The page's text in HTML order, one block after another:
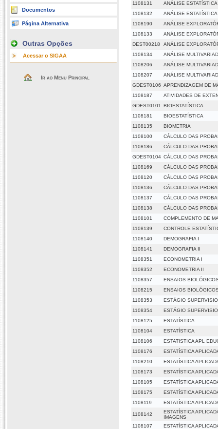
Documentos
Página Alternativa
Outras Opções
Acessar o SIGAA
Ir ao Menu Principal
1108131
ANÁLISE ESTATÍSTICA
1108132
ANÁLISE ESTATÍSTICA
1108190
ANÁLISE
1108133
ANÁLISE
DEST00218
ANÁLISE
1108134
ANÁLISE
1108206
ANÁLISE
1108207
ANÁLISE
GDEST0106 APRENDIZAGEM DE
1108187
ATIVIDADES DE
GDEST0101
BIOESTATÍSTICA
1108181
BIOESTATÍSTICA
1108135
BIOMETRIA
1108100
CÁLCULO DAS
1108186
CÁLCULO DAS
GDEST0104 CÁLCULO DAS
1108169
CÁLCULO DAS
1108120
CÁLCULO DAS
1108136
CÁLCULO DAS
1108137
CÁLCULO DAS
1108138
CÁLCULO DAS
1108101
COMPLEMENTO DE
1108139
CONTROLE
1108140
DEMOGRAFIA I
1108141
DEMOGRAFIA II
1108351
ECONOMETRIA I
1108352
ECONOMETRIA II
1108357
ENSAIOS
1108215
ENSAIOS
1108353
ESTÁGIO
1108354
ESTÁGIO
1108125
ESTATÍSTICA
1108104
ESTATÍSTICA
1108106
ESTATISTICA APL
1108176
ESTATÍSTICA
1108210
ESTATÍSTICA
1108173
ESTATÍSTICA
1108105
ESTATÍSTICA
1108175
ESTATÍSTICA
1108119
ESTATÍSTICA
1108142
ESTATÍSTICA
IMAGENS
1108107
ESTATÍSTICA